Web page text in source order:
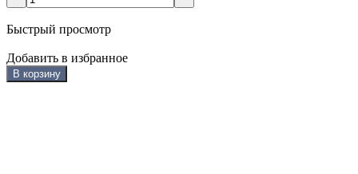
Быстрый просмотр
Добавить в избранное
В корзину